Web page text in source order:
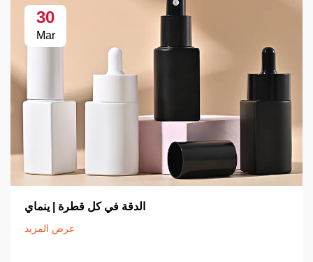
30
Mar
الدقة في كل قطرة | ينماي
عرض المزيد